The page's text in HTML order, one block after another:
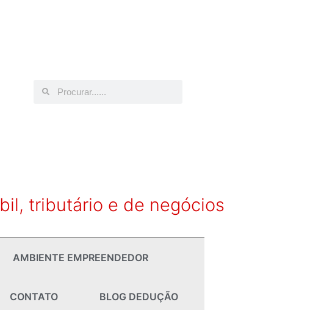
tributário e de negócios
AMBIENTE EMPREENDEDOR
CONTATO BLOG DEDUÇÃO